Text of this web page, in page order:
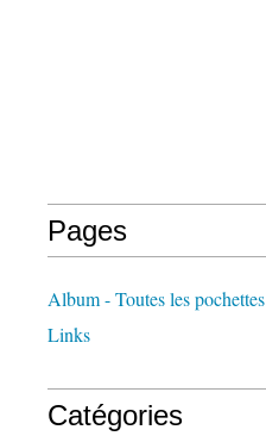
Pages
Album - Toutes les pochettes
Links
Catégories